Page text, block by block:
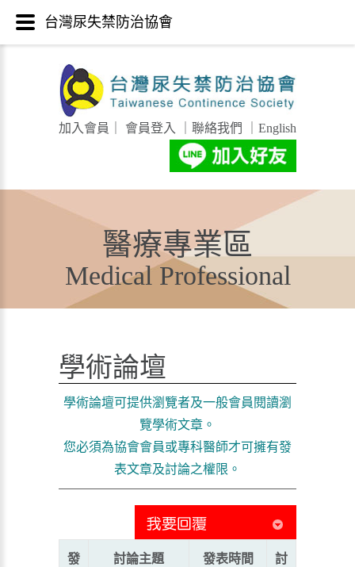
加入會員 會員登入 聯絡我們 English
醫療專業區
Medical Professional
學術論壇
學術論壇可提供瀏覽者及一般會員閱讀瀏
覽學術文章。
您必須為協會會員或專科醫師才可擁有發
表文章及討論之權限。
發
討論主題 發表時間
討
台灣尿失禁防治協會